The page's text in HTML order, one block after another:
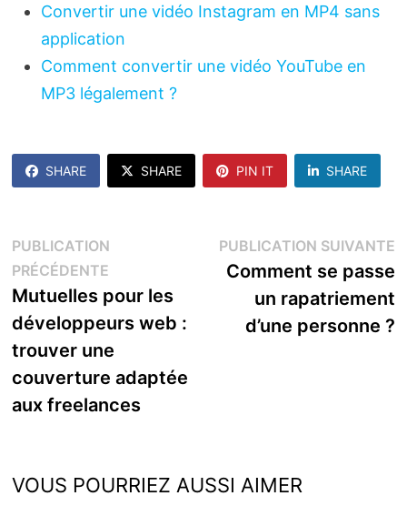
Convertir une vidéo Instagram en MP4 sans
application
Comment convertir une vidéo YouTube en
MP3 légalement ?
SHARE SHARE PIN IT SHARE
Navigation
de
l’article
PUBLICATION
PRÉCÉDENTEPublication
précédente :
Mutuelles pour les
développeurs web :
trouver une
couverture adaptée
aux freelances
PUBLICATION SUIVANTE
Comment se passe
un rapatriement
d’une personne ?
VOUS POURRIEZ AUSSI AIMER